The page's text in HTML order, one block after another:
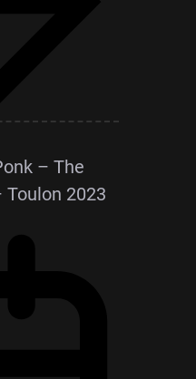
– The
Toulon 2023